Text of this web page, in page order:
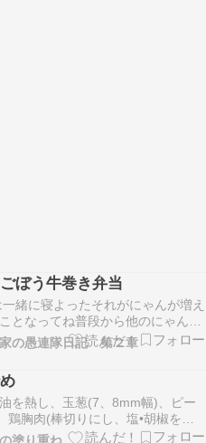
ぼう牛巻き弁当
緒に寝よったそれがにゃんが増え
となってね普段から他のにゃんた
て寝ることはないけぇさそれが ぐ
んことなってから寝るようになっ
らんのが分かっちょるうちが寝るの
ったし 一緒に上がったりしかも
の愚連隊日記 第２章
を熱し、玉葱(7、8mm幅)、ピー
鶏胸肉(棒切りにし、塩•胡椒を振
くまぶす)、時間差で白菜(細切